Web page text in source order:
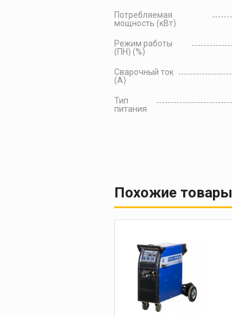
Потребляемая
мощность (кВт)
Режим работы
(ПН) (%)
Сварочный ток
(А)
Тип
питания
Похожие товары